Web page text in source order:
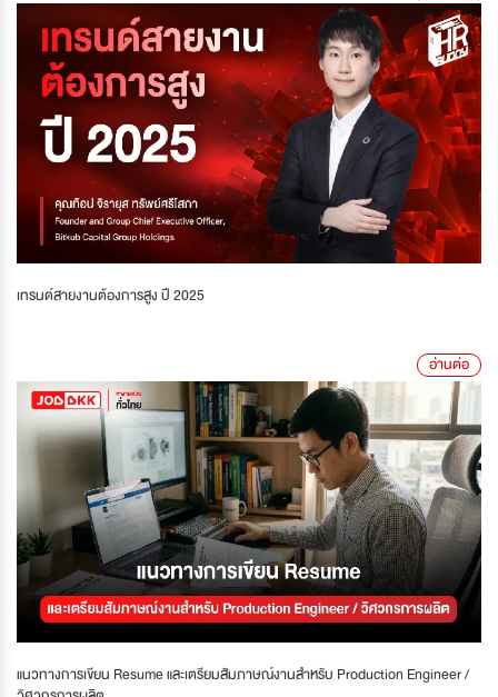
เทรนด์สายงานต้องการสูง ปี 2025
อ่านต่อ
แนวทางการเขียน Resume และเตรียมสัมภาษณ์งานสำหรับ Production Engineer /